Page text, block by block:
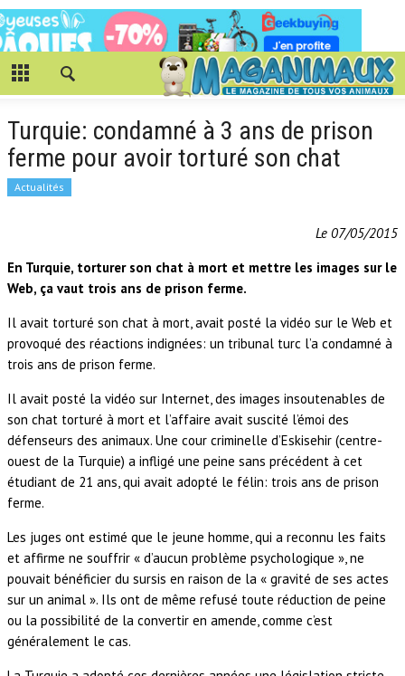
Turquie: condamné à 3 ans de prison
ferme pour avoir torturé son chat
Actualités
Le 07/05/2015
En Turquie, torturer son chat à mort et mettre les images sur le
Web, ça vaut trois ans de prison ferme.
Il avait torturé son chat à mort, avait posté la vidéo sur le Web et
provoqué des réactions indignées: un tribunal turc l’a condamné à
trois ans de prison ferme.
Il avait posté la vidéo sur Internet, des images insoutenables de
son chat torturé à mort et l’affaire avait suscité l’émoi des
défenseurs des animaux. Une cour criminelle d’Eskisehir (centre-
ouest de la Turquie) a infligé une peine sans précédent à cet
étudiant de 21 ans, qui avait adopté le félin: trois ans de prison
ferme.
Les juges ont estimé que le jeune homme, qui a reconnu les faits
et affirme ne souffrir « d’aucun problème psychologique », ne
pouvait bénéficier du sursis en raison de la « gravité de ses actes
sur un animal ». Ils ont de même refusé toute réduction de peine
ou la possibilité de la convertir en amende, comme c’est
généralement le cas.